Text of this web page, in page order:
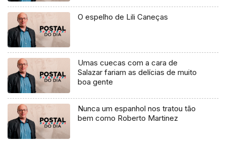
O espelho de Lili Caneças
Umas cuecas com a cara de
Salazar fariam as delícias de muito
boa gente
Nunca um espanhol nos tratou tão
bem como Roberto Martinez